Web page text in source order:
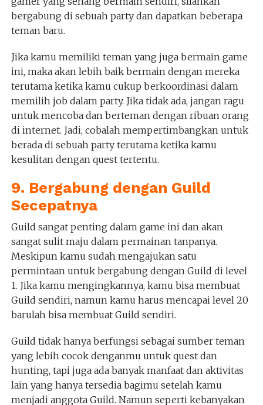
bergabung di sebuah party dan dapatkan beberapa
teman baru.
Jika kamu memiliki teman yang juga bermain game
ini, maka akan lebih baik bermain dengan mereka
terutama ketika kamu cukup berkoordinasi dalam
memilih job dalam party. Jika tidak ada, jangan ragu
untuk mencoba dan berteman dengan ribuan orang
di internet. Jadi, cobalah mempertimbangkan untuk
berada di sebuah party terutama ketika kamu
kesulitan dengan quest tertentu.
9. Bergabung dengan Guild
Secepatnya
Guild sangat penting dalam game ini dan akan
sangat sulit maju dalam permainan tanpanya.
Meskipun kamu sudah mengajukan satu
permintaan untuk bergabung dengan Guild di level
1. Jika kamu mengingkannya, kamu bisa membuat
Guild sendiri, namun kamu harus mencapai level 20
barulah bisa membuat Guild sendiri.
Guild tidak hanya berfungsi sebagai sumber teman
yang lebih cocok denganmu untuk quest dan
hunting, tapi juga ada banyak manfaat dan aktivitas
lain yang hanya tersedia bagimu setelah kamu
menjadi anggota Guild. Namun seperti kebanyakan